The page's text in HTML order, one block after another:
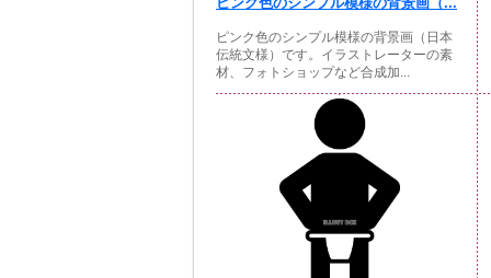
ピンク色のシンプル模様の背景画（日本
伝統文様）です。イラストレーターの素
材、フォトショップなど合成加...